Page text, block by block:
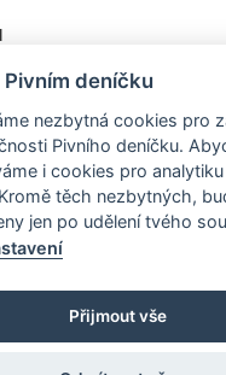
Zemanaka Emka
čarou
zdroj, který není spjat s
ani restaurací. Názory
Pivním deníčku
nezbytná cookies pro
Pivního deníčku.
i cookies pro
těch nezbytných,
jen po udělení tvého
Přijmout vše